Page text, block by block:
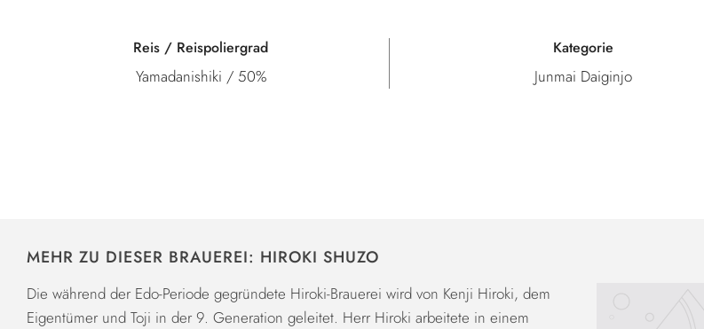
Reis / Reispoliergrad
Yamadanishiki / 50%
Kategorie
Junmai Daiginjo
MEHR ZU DIESER BRAUEREI: HIROKI SHUZO
Die während der Edo-Periode gegründete Hiroki-Brauerei wird von Kenji Hiroki, dem
Eigentümer und Toji in der 9. Generation geleitet. Herr Hiroki arbeitete in einem